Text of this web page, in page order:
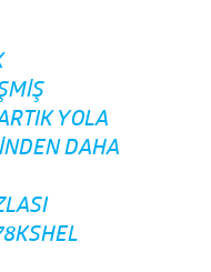
YOLA
DAHA